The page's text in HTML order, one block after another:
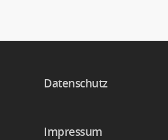
Datenschutz
Impressum